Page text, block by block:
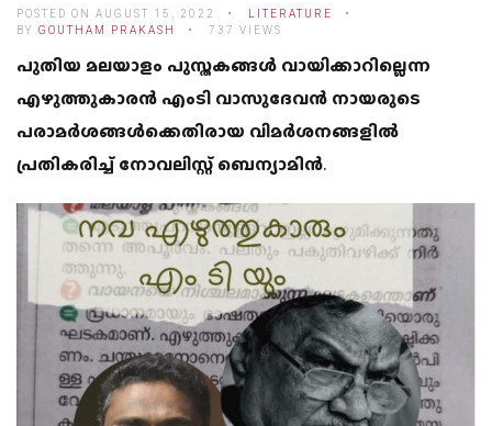
POSTED ON AUGUST 15, 2022
LITERATURE
BY GOUTHAM PRAKASH 737 VIEWS
പുതിയ മലയാളം പുസ്തകങ്ങള്‍ വായിക്കാറില്ലെന്ന
എഴുത്തുകാരന്‍ എംടി വാസുദേവന്‍ നായരുടെ
പരാമര്‍ശങ്ങള്‍ക്കെതിരായ വിമര്‍ശനങ്ങളില്‍
പ്രതികരിച്ച്‌ നോവലിസ്റ്റ് ബെന്യാമിന്‍.